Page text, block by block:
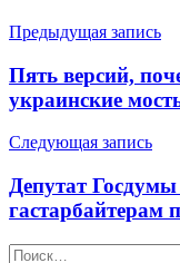
Навигация
по
записям
Предыдущая запись
Пять версий,
украинские
Следующая запись
Депутат
гастарбайтерам
Найти: